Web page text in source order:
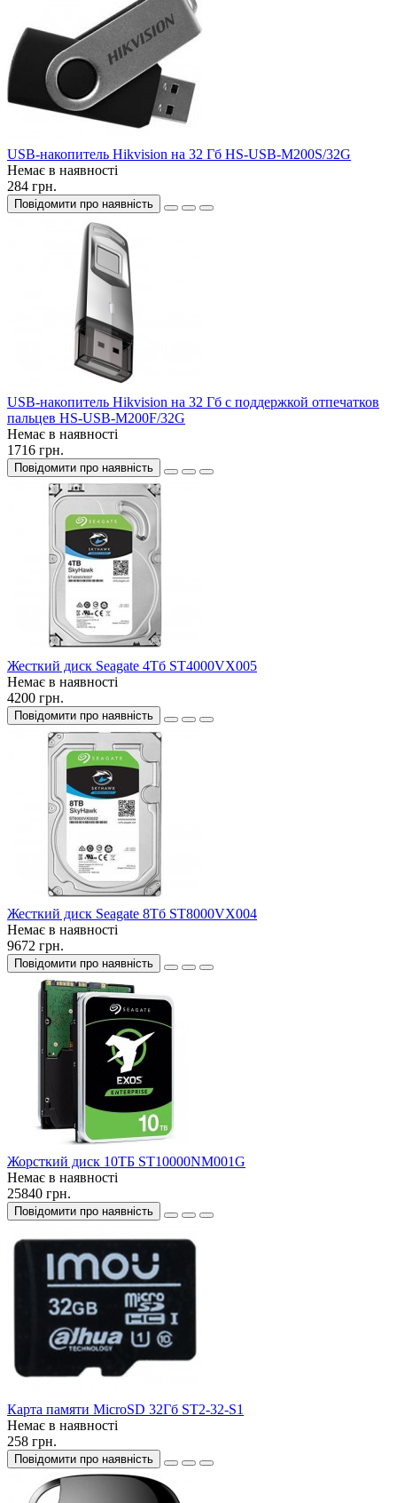
USB-накопитель Hikvision на 32 Гб HS-USB-M200S/32G
Немає в наявності
284 грн.
Повідомити про наявність
USB-накопитель Hikvision на 32 Гб с поддержкой отпечатков
пальцев HS-USB-M200F/32G
Немає в наявності
1716 грн.
Повідомити про наявність
Жесткий диск Seagate 4Тб ST4000VX005
Немає в наявності
4200 грн.
Повідомити про наявність
Жесткий диск Seagate 8Тб ST8000VX004
Немає в наявності
9672 грн.
Повідомити про наявність
Жорсткий диск 10ТБ ST10000NM001G
Немає в наявності
25840 грн.
Повідомити про наявність
Карта памяти MicroSD 32Гб ST2-32-S1
Немає в наявності
258 грн.
Повідомити про наявність